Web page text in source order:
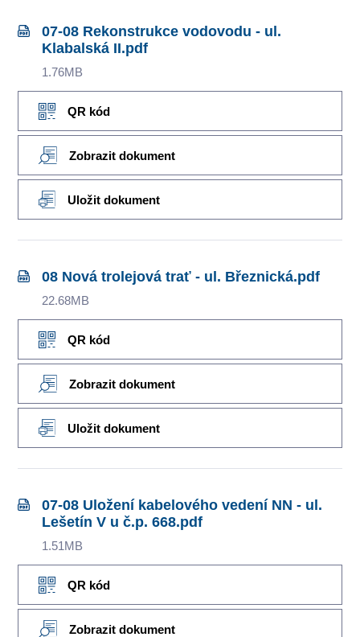
07-08 Rekonstrukce vodovodu - ul.
Klabalská II.pdf
1.76MB
QR kód
Zobrazit dokument
Uložit dokument
08 Nová trolejová trať - ul. Březnická.pdf
22.68MB
QR kód
Zobrazit dokument
Uložit dokument
07-08 Uložení kabelového vedení NN - ul.
Lešetín V u č.p. 668.pdf
1.51MB
QR kód
Zobrazit dokument